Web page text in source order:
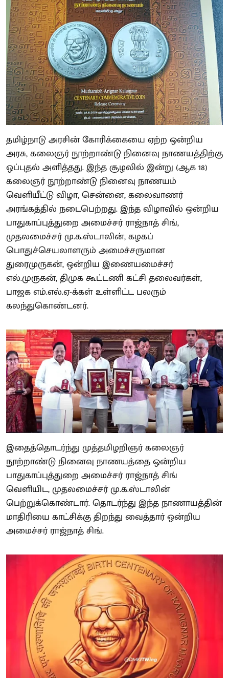
தமிழ்நாடு அரசின் கோரிக்கையை ஏற்ற ஒன்றிய
அரசு, கலைஞர் நூற்றாண்டு நினைவு நாணயத்திற்கு
ஒப்புதல் அளித்தது. இந்த சூழலில் இன்று (ஆக 18)
கலைஞர் நூற்றாண்டு நினைவு நாணயம்
வெளியீட்டு விழா, சென்னை, கலைவாணர்
அரங்கத்தில் நடைபெற்றது. இந்த விழாவில் ஒன்றிய
பாதுகாப்புத்துறை அமைச்சர் ராஜ்நாத் சிங்,
முதலமைச்சர் மு.க.ஸ்டாலின், கழகப்
பொதுச்செயலாளரும் அமைச்சருமான
துரைமுருகன், ஒன்றிய இணையமைச்சர்
எல்.முருகன், திமுக கூட்டணி கட்சி தலைவர்கள்,
பாஜக எம்.எல்.ஏ-க்கள் உள்ளிட்ட பலரும்
கலந்துகொண்டனர்.
இதைத்தொடர்ந்து முத்தமிழறிஞர் கலைஞர்
நூற்றாண்டு நினைவு நாணயத்தை ஒன்றிய
பாதுகாப்புத்துறை அமைச்சர் ராஜ்நாத் சிங்
வெளியிட, முதலமைச்சர் மு.க.ஸ்டாலின்
பெற்றுக்கொண்டார். தொடர்ந்து இந்த நாணாயத்தின்
மாதிரியை காட்சிக்கு திறந்து வைத்தார் ஒன்றிய
அமைச்சர் ராஜ்நாத் சிங்.